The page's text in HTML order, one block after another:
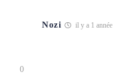
Nozi il y a 1 année
0